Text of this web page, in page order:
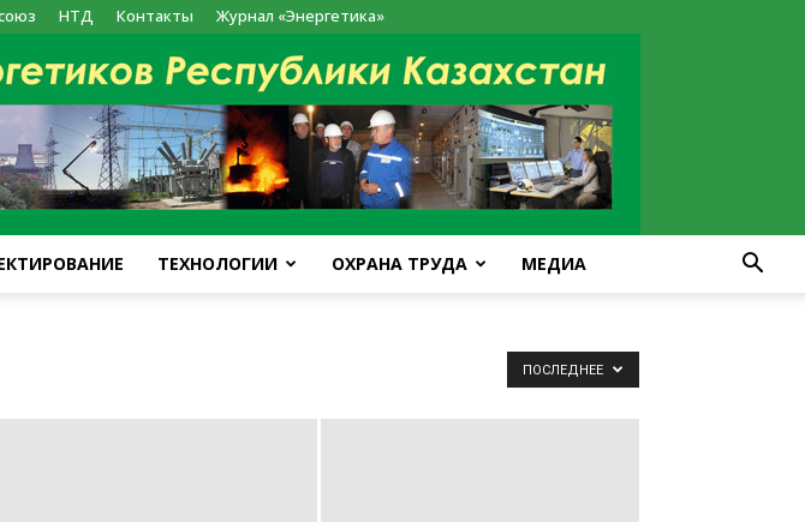
НТД Контакты Журнал «Энергетика»
ТЕХНОЛОГИИ ОХРАНА ТРУДА МЕДИА
ПОСЛЕДНЕЕ